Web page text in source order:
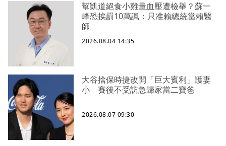
幫凱道絕食小雞量血壓遭檢舉？蘇一
峰恐挨罰10萬諷：只准賴總統當賴醫
師
2026.08.04 14:35
大谷捨保時捷改開「巨大賓利」護妻
小 賽後不受訪急歸家當二寶爸
2026.08.07 09:30